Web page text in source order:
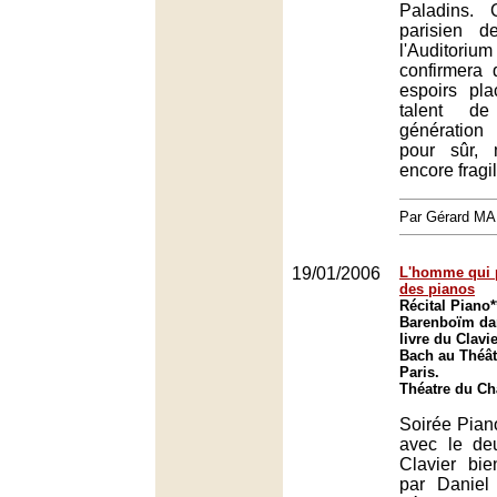
Paladins.
parisien
confirmera
espoirs
talent
pour sûr,
encore
Par Gérard
19/01/2006
L'homme qui
des pianos
Récital
Barenboïm
livre du
Bach au
Paris.
Théatre du
Soirée
avec le
Clavier
par Daniel